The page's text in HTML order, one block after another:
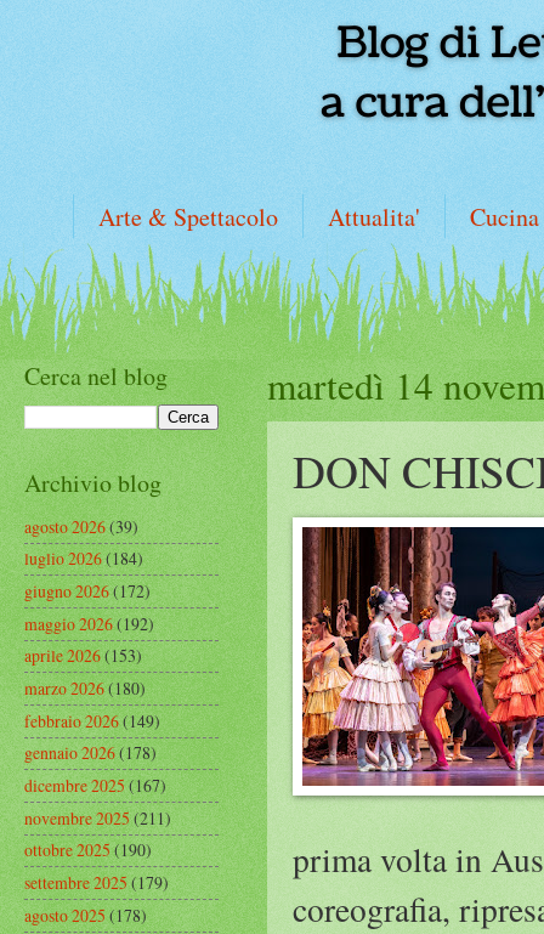
Arte & Spettacolo Attualita' Cucina
martedì 14
DON
prima volta in
coreografia,
Cerca nel blog
Archivio blog
agosto 2026(39)
luglio 2026(184)
giugno 2026(172)
maggio 2026(192)
aprile 2026(153)
marzo 2026(180)
febbraio 2026(149)
gennaio 2026(178)
dicembre 2025(167)
novembre 2025(211)
ottobre 2025(190)
settembre 2025(179)
agosto 2025(178)